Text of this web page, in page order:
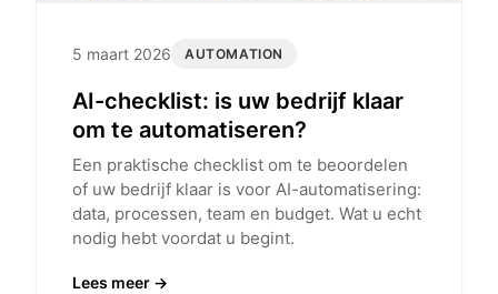
5 maart 2026 AUTOMATION
AI-checklist: is uw bedrijf klaar
om te automatiseren?
Een praktische checklist om te beoordelen
of uw bedrijf klaar is voor AI-automatisering:
data, processen, team en budget. Wat u echt
nodig hebt voordat u begint.
Lees meer →